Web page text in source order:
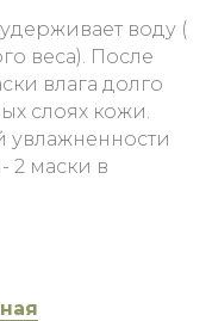
воду (
веса). После
влага долго
слоях кожи.
увлажненности
2 маски в